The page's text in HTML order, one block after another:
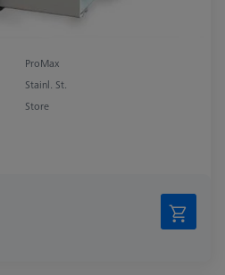
ProMax
Stainl. St.
Store